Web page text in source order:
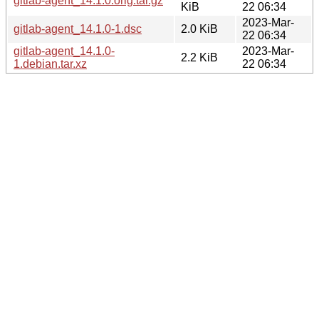
KiB
22 06:34
gitlab-agent_14.1.0-1.dsc
2.0 KiB
2023-Mar-
22 06:34
gitlab-agent_14.1.0-
1.debian.tar.xz
2.2 KiB
2023-Mar-
22 06:34